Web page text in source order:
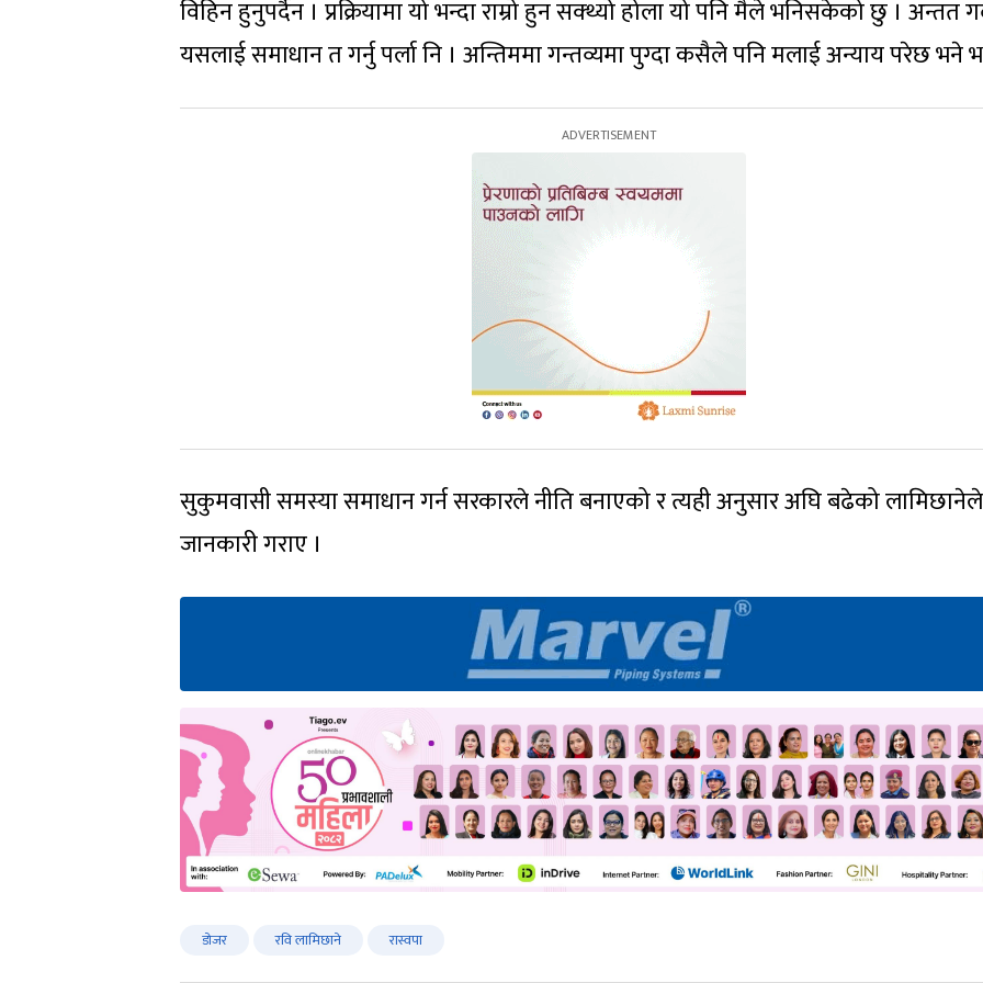
विहिन हुनुपर्दैन । प्रक्रियामा यो भन्दा राम्रो हुन सक्थ्यो होला यो पनि मैले भनिसकेको छु । अन्तत
यसलाई समाधान त गर्नु पर्ला नि । अन्तिममा गन्तव्यमा पुग्दा कसैले पनि मलाई अन्याय परेछ भने
सुकुमवासी समस्या समाधान गर्न सरकारले नीति बनाएको र त्यही अनुसार अघि बढेको लामिछानेले
जानकारी गराए ।
डोजर रवि लामिछाने रास्वपा